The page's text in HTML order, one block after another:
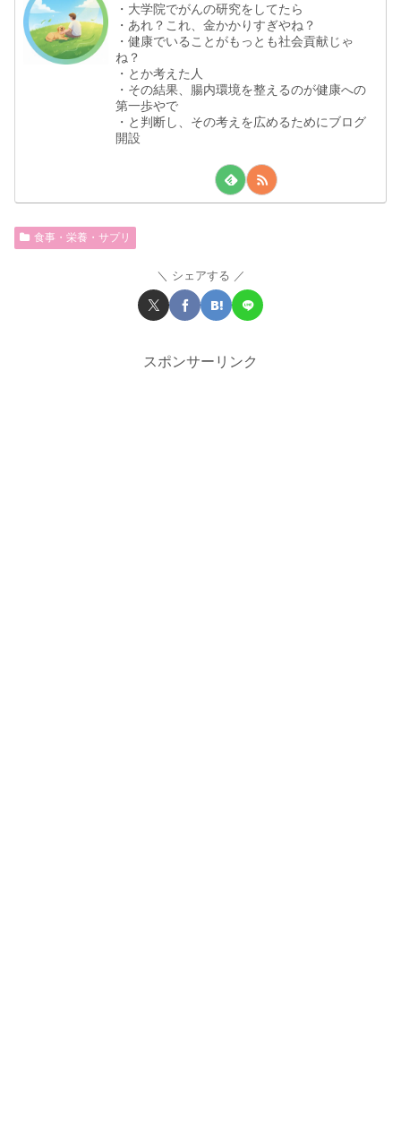
・大学院でがんの研究をしてたら
・あれ？これ、金かかりすぎやね？
・健康でいることがもっとも社会貢献じゃ
ね？
・とか考えた人
・その結果、腸内環境を整えるのが健康への
第一歩やで
・と判断し、その考えを広めるためにブログ
開設
食事・栄養・サプリ
シェアする
スポンサーリンク